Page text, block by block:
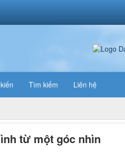
Tìm kiếm Liên hệ
từ một góc nhìn